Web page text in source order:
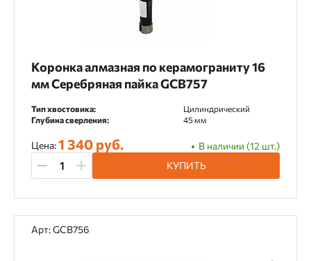
Коронка алмазная по керамограниту 16
мм Серебряная пайка GCB757
Тип хвостовика:
Цилиндрический
Глубина сверления:
45 мм
Цена:1 340 руб.
В наличии (12 шт.)
КУПИТЬ
Арт: GCB756